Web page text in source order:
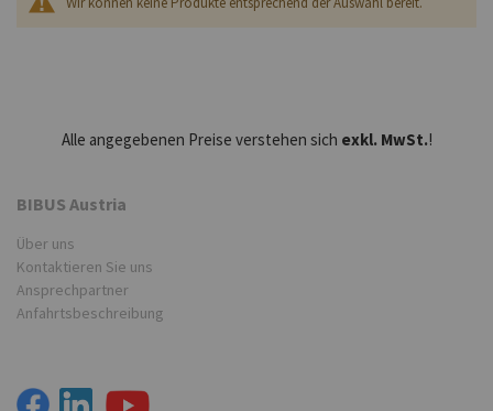
Alle angegebenen Preise verstehen sich exkl. MwSt.!
BIBUS Austria
Über uns
Kontaktieren Sie uns
Ansprechpartner
Anfahrtsbeschreibung